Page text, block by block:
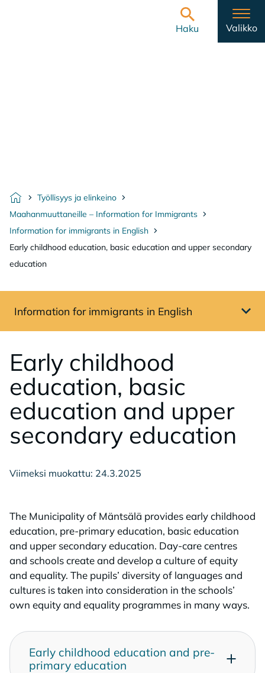
Haku
Valikko
Etusivu
Työllisyys ja elinkeino
Maahanmuuttaneille – Information for Immigrants
Information for immigrants in English
Early childhood education, basic education and upper secondary
education
Avaa sivuvalikko
Information for immigrants in English
Ear­ly child­hood
educa­tion, ba­sic
educa­tion and up­per
secon­da­ry educa­tion
Viimeksi muokattu: 24.3.2025
The Municipality of Mäntsälä provides early childhood
education, pre-primary education, basic education
and upper secondary education. Day-care centres
and schools create and develop a culture of equity
and equality. The pupils’ diversity of languages and
cultures is taken into consideration in the schools’
own equity and equality programmes in many ways.
Ear­ly child­hood educa­tion and pre-
pri­ma­ry educa­tion